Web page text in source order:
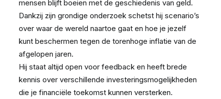
mensen blijft boeien met de geschiedenis van geld.
Dankzij zijn grondige onderzoek schetst hij scenario’s
over waar de wereld naartoe gaat en hoe je jezelf
kunt beschermen tegen de torenhoge inflatie van de
afgelopen jaren.
Hij staat altijd open voor feedback en heeft brede
kennis over verschillende investeringsmogelijkheden
die je financiële toekomst kunnen versterken.